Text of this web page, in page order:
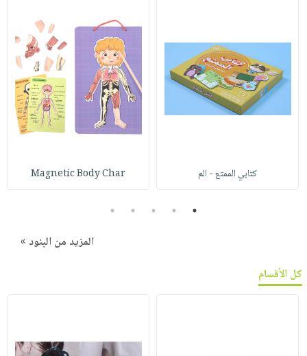
كتابي الممتع - الم Magnetic Body Char
1
2
3
4
5
المزيد من البنود »
كل الأقسام